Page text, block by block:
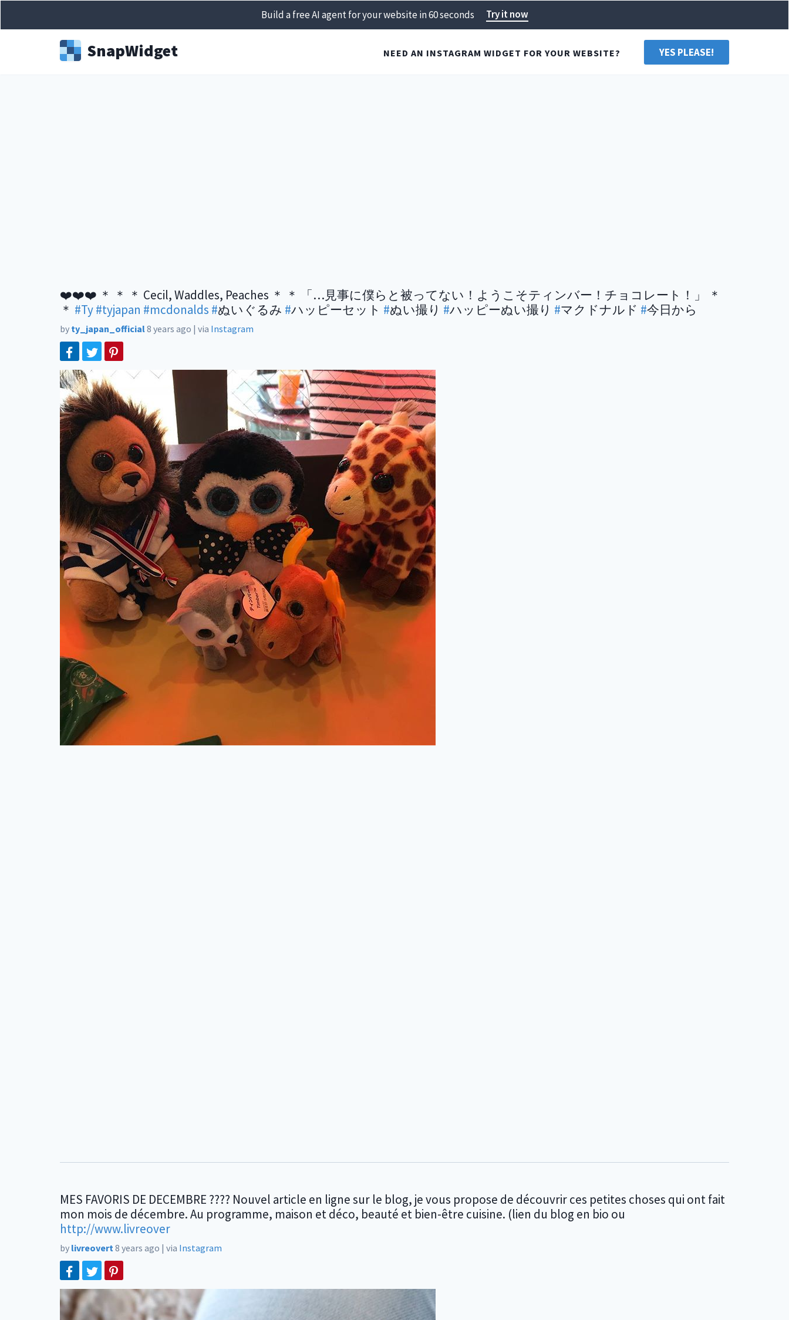
Build a free AI agent for your website in 60 seconds Try it now
SnapWidget NEED AN INSTAGRAM WIDGET FOR YOUR WEBSITE? YES PLEASE!
❤️❤️❤️ ＊ ＊ ＊ Cecil, Waddles, Peaches ＊ ＊ 「…見事に僕らと被ってない！ようこそティンバー！チョコレート！」 ＊
＊ #Ty#tyjapan #mcdonalds #ぬいぐるみ #ハッピーセット #ぬい撮り #ハッピーぬい撮り #マクドナルド #今日から
by ty_japan_official8 years ago | via Instagram
MES FAVORIS DE DECEMBRE ???? Nouvel article en ligne sur le blog, je vous propose de découvrir ces petites choses qui ont fait
mon mois de décembre. Au programme, maison et déco, beauté et bien-être cuisine. (lien du blog en bio ou
http://www.livreover
by livreovert8 years ago | via Instagram